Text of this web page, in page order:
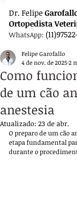
Dr. Felipe
Ortopedista
WhatsApp:
Como
de um cão
anestesia
Felipe Garofallo
4 de nov. de 20252
Atualizado: 23 de abr.
O preparo de um cão
etapa fundamental
durante o